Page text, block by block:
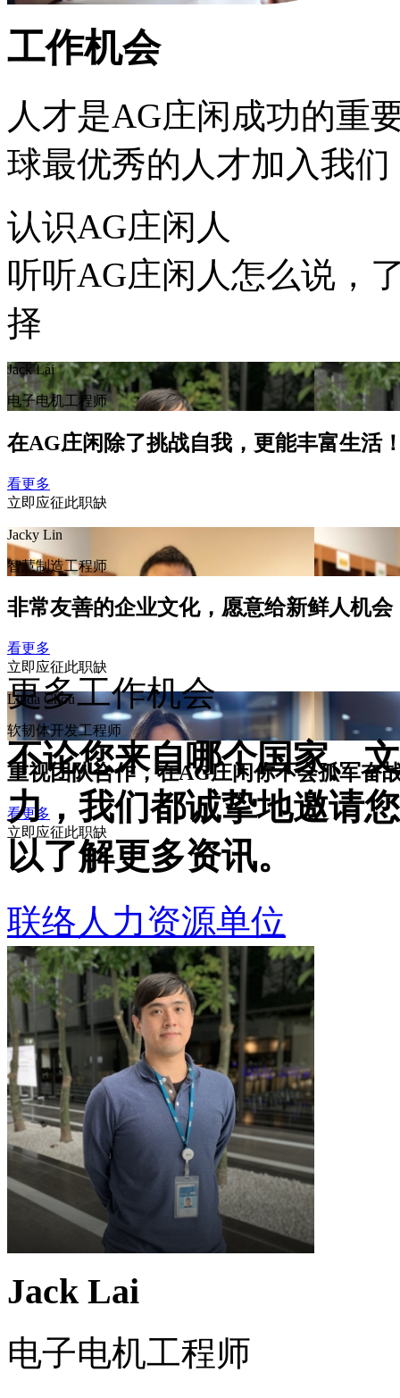
工作机会
人才是AG庄闲成功的重
球最优秀的人才加入我
认识AG庄闲人
听听AG庄闲人怎么说，
择
Jack Lai
电子电机工程师
在AG庄闲除了挑战自我，更能丰富生活
看更多
立即应征此职缺
Jacky Lin
智慧制造工程师
非常友善的企业文化，愿意给新鲜人机会
看更多
立即应征此职缺
Linda Chou
软韧体开发工程师
重视团队合作，在AG庄闲你不会孤军奋
看更多
立即应征此职缺
更多工作机会
不论您来自哪个国家、
力，我们都诚挚地邀请
以了解更多资讯。
联络人力资源单位
Jack Lai
电子电机工程师